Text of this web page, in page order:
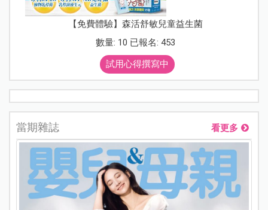
【免費體驗】森活舒敏兒童益生菌
數量: 10 已報名: 453
試用心得撰寫中
當期雜誌 看更多